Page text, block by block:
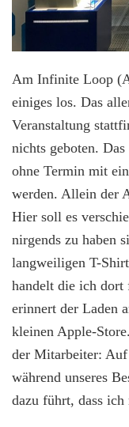
Am Infinite Loop
einiges los. Das
Veranstaltung
nichts geboten.
ohne Termin mit
werden. Allein der
Hier soll es
nirgends zu haben
langweiligen T-
handelt die ich
erinnert der Laden
kleinen Apple-
der Mitarbeiter:
während unseres
dazu führt, dass